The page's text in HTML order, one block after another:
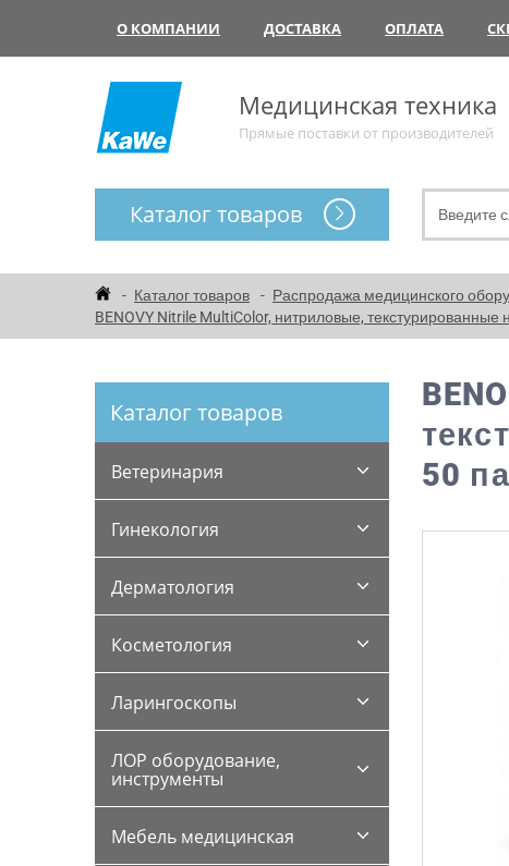
О КОМПАНИИ ДОСТАВКА ОПЛАТА
Медицинская техника
Прямые поставки от производителей
Каталог товаров
Каталог товаров
Распродажа медицинского
BENOVY Nitrile MultiColor, нитриловые,
Каталог товаров
Ветеринария
Гинекология
Дерматология
Косметология
Ларингоскопы
ЛОР оборудование,
инструменты
Мебель медицинская
50